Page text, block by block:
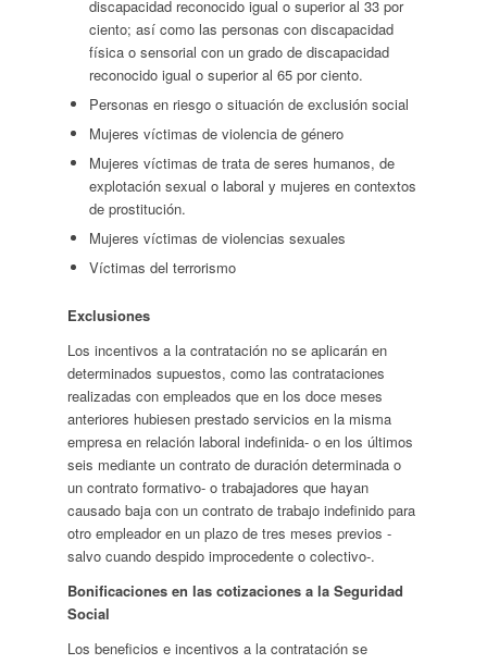
discapacidad reconocido igual o superior al 33 por
ciento; así como las personas con discapacidad
física o sensorial con un grado de discapacidad
reconocido igual o superior al 65 por ciento.
Personas en riesgo o situación de exclusión social
Mujeres víctimas de violencia de género
Mujeres víctimas de trata de seres humanos, de
explotación sexual o laboral y mujeres en contextos
de prostitución.
Mujeres víctimas de violencias sexuales
Víctimas del terrorismo
Exclusiones
Los incentivos a la contratación no se aplicarán en
determinados supuestos, como las contrataciones
realizadas con empleados que en los doce meses
anteriores hubiesen prestado servicios en la misma
empresa en relación laboral indefinida- o en los últimos
seis mediante un contrato de duración determinada o
un contrato formativo- o trabajadores que hayan
causado baja con un contrato de trabajo indefinido para
otro empleador en un plazo de tres meses previos -
salvo cuando despido improcedente o colectivo-.
Bonificaciones en las cotizaciones a la Seguridad
Social
Los beneficios e incentivos a la contratación se